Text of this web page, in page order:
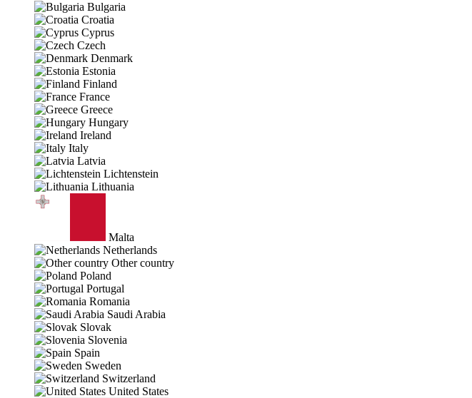
Bulgaria
Croatia
Cyprus
Czech
Denmark
Estonia
Finland
France
Greece
Hungary
Ireland
Italy
Latvia
Lichtenstein
Lithuania
Malta
Netherlands
Other country
Poland
Portugal
Romania
Saudi Arabia
Slovak
Slovenia
Spain
Sweden
Switzerland
United States